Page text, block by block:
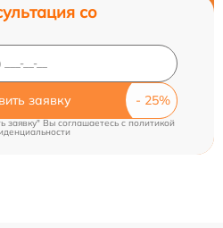
со
заявку
заявку" Вы соглашаетесь cполитикой